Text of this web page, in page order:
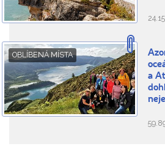
OBLÍBENÁ MÍSTA
a